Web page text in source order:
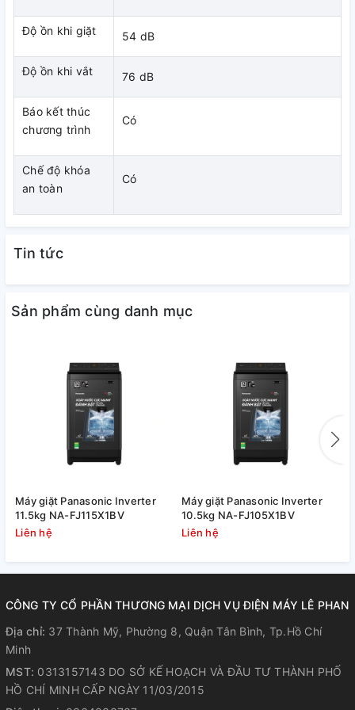
Độ ồn khi giặt 54 dB
Độ ồn khi vắt 76 dB
Báo kết thúc
chương trình
Có
Chế độ khóa
an toàn
Có
Tin tức
Sản phẩm cùng danh mục
Máy giặt Panasonic Inverter
11.5kg NA-FJ115X1BV
Liên hệ
Máy giặt Panasonic Inverter
10.5kg NA-FJ105X1BV
Liên hệ
CÔNG TY CỔ PHẦN THƯƠNG MẠI DỊCH VỤ ĐIỆN MÁY LÊ PHAN
Địa chỉ: 37 Thành Mỹ, Phường 8, Quận Tân Bình, Tp.Hồ Chí
Minh
MST: 0313157143 DO SỞ KẾ HOẠCH VÀ ĐẦU TƯ THÀNH PHỐ
HỒ CHÍ MINH CẤP NGÀY 11/03/2015